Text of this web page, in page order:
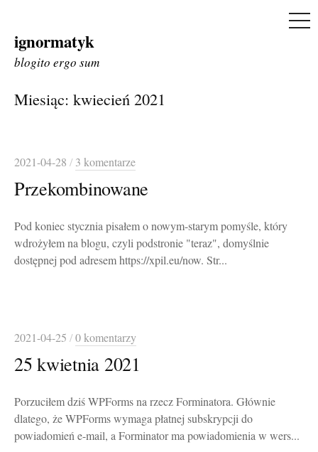
Skip
to
ignormatyk
blogito ergo sum
Miesiąc: kwiecień 2021
2021-04-28 / 3 komentarze
Przekombinowane
Pod koniec stycznia pisałem o nowym-starym pomyśle, który
wdrożyłem na blogu, czyli podstronie "teraz", domyślnie
dostępnej pod adresem https://xpil.eu/now. Str...
2021-04-25 /0 komentarzy
25 kwietnia 2021
Porzuciłem dziś WPForms na rzecz Forminatora. Głównie
dlatego, że WPForms wymaga płatnej subskrypcji do
powiadomień e-mail, a Forminator ma powiadomienia w wers...